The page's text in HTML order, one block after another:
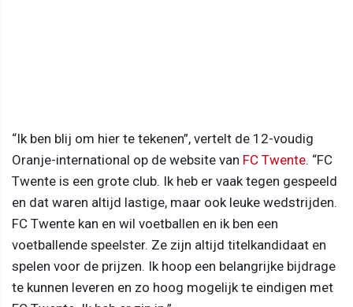
“Ik ben blij om hier te tekenen”, vertelt de 12-voudig
Oranje-international op de website van FC Twente. “FC
Twente is een grote club. Ik heb er vaak tegen gespeeld
en dat waren altijd lastige, maar ook leuke wedstrijden.
FC Twente kan en wil voetballen en ik ben een
voetballende speelster. Ze zijn altijd titelkandidaat en
spelen voor de prijzen. Ik hoop een belangrijke bijdrage
te kunnen leveren en zo hoog mogelijk te eindigen met